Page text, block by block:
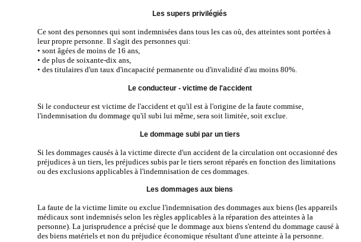
Les supers privilégiés
Ce sont des personnes qui sont indemnisées dans tous les cas où, des atteintes sont portées à
leur propre personne. Il s'agit des personnes qui:
• sont âgées de moins de 16 ans,
• de plus de soixante-dix ans,
• des titulaires d'un taux d'incapacité permanente ou d'invalidité d'au moins 80%.
Le conducteur - victime de l'accident
Si le conducteur est victime de l'accident et qu'il est à l'origine de la faute commise,
l'indemnisation du dommage qu'il subi lui même, sera soit limitée, soit exclue.
Le dommage subi par un tiers
Si les dommages causés à la victime directe d'un accident de la circulation ont occasionné des
préjudices à un tiers, les préjudices subis par le tiers seront réparés en fonction des limitations
ou des exclusions applicables à l'indemnisation de ces dommages.
Les dommages aux biens
La faute de la victime limite ou exclue l'indemnisation des dommages aux biens (les appareils
médicaux sont indemnisés selon les règles applicables à la réparation des atteintes à la
personne). La jurisprudence a précisé que le dommage aux biens s'entend du dommage causé à
des biens matériels et non du préjudice économique résultant d'une atteinte à la personne.